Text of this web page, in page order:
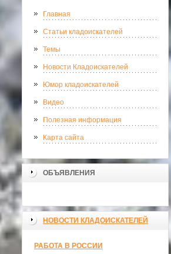
Главная
Статьи кладоискателей
Темы
Новости Кладоискателей
Юмор кладоискателей
Видео
Полезная информация
Карта сайта
ОБЪЯВЛЕНИЯ
НОВОСТИ КЛАДОИСКАТЕЛЕЙ
РАБОТА В РОССИИ